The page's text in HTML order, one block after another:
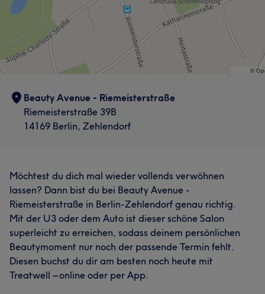
Beauty Avenue - Riemeisterstraße
Riemeisterstraße 39B
14169 Berlin, Zehlendorf
Möchtest du dich mal wieder vollends verwöhnen
lassen? Dann bist du bei Beauty Avenue -
Riemeisterstraße in Berlin-Zehlendorf genau richtig.
Mit der U3 oder dem Auto ist dieser schöne Salon
superleicht zu erreichen, sodass deinem persönlichen
Beautymoment nur noch der passende Termin fehlt.
Diesen buchst du dir am besten noch heute mit
Treatwell – online oder per App.